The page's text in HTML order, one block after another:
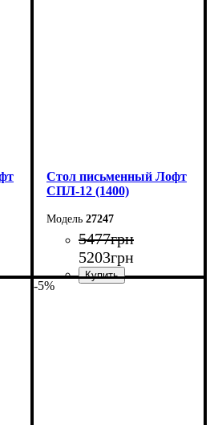
Стол письменный Лофт
СПЛ-12 (1400)
27247
5477грн
5203грн
-5%